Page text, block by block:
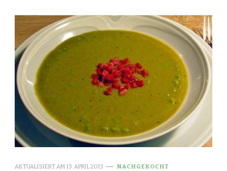
AKTUALISIERT AM 13. APRIL 2013 NACHGEKOCHT